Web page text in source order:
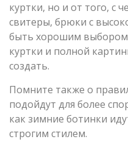
куртки, но и от того, с
свитеры, брюки с
быть хорошим выбором
куртки и полной
создать.
Помните также о
подойдут для более
как зимние ботинки
строгим стилем.